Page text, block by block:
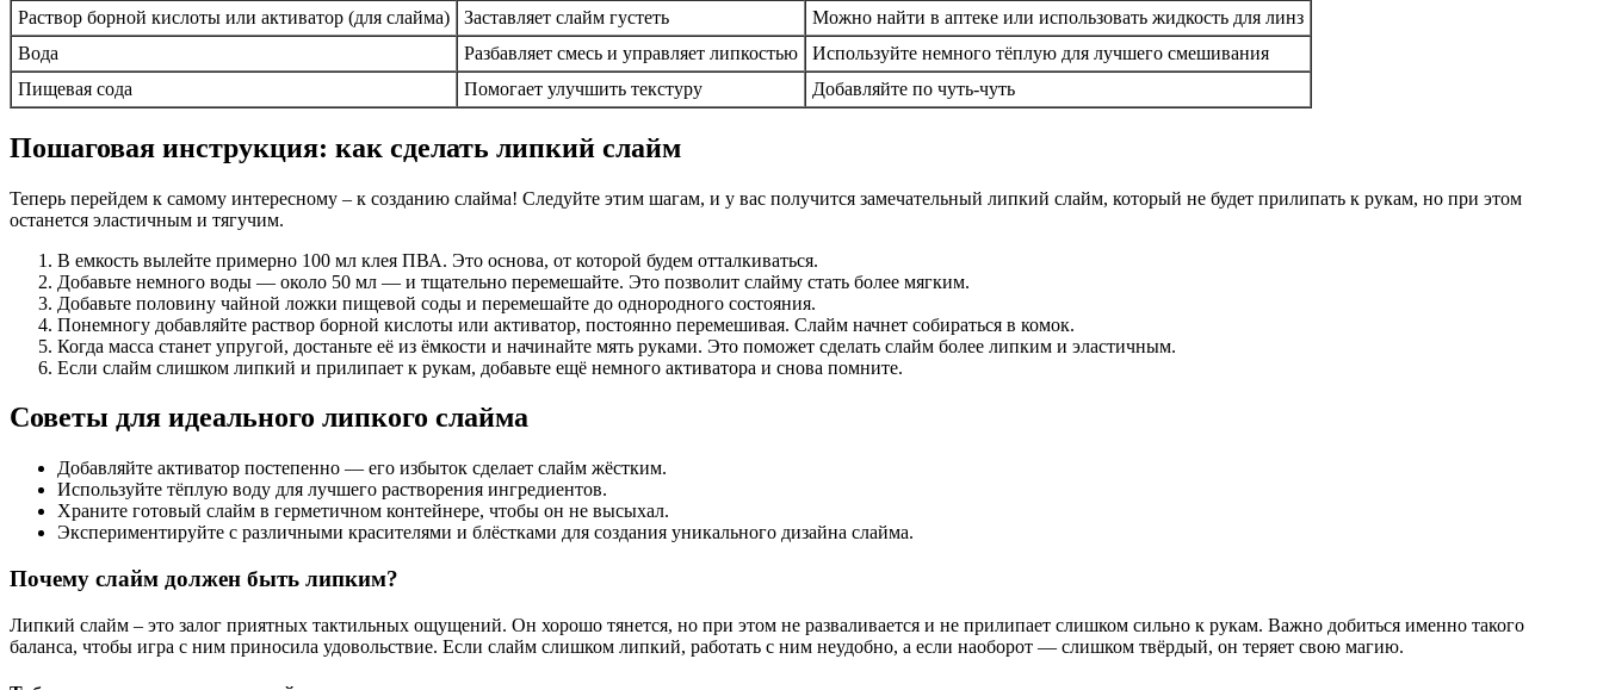
Раствор борной кислоты или активатор (для слайма)
Заставляет слайм густеть
Можно найти в аптеке или использовать жидкость для линз
Вода
Разбавляет смесь и управляет липкостью
Используйте немного тёплую для лучшего смешивания
Пищевая сода
Помогает улучшить текстуру Добавляйте по чуть-чуть
Пошаговая инструкция: как сделать липкий слайм
Теперь перейдем к самому интересному – к созданию слайма! Следуйте этим шагам, и у вас получится замечательный липкий слайм, который не будет прилипать к рукам, но при этом
останется эластичным и тягучим.
В емкость вылейте примерно 100 мл клея ПВА. Это основа, от которой будем отталкиваться.
Добавьте немного воды — около 50 мл — и тщательно перемешайте. Это позволит слайму стать более мягким.
Добавьте половину чайной ложки пищевой соды и перемешайте до однородного состояния.
Понемногу добавляйте раствор борной кислоты или активатор, постоянно перемешивая. Слайм начнет собираться в комок.
Когда масса станет упругой, достаньте её из ёмкости и начинайте мять руками. Это поможет сделать слайм более липким и эластичным.
Если слайм слишком липкий и прилипает к рукам, добавьте ещё немного активатора и снова помните.
Советы для идеального липкого слайма
Добавляйте активатор постепенно — его избыток сделает слайм жёстким.
Используйте тёплую воду для лучшего растворения ингредиентов.
Храните готовый слайм в герметичном контейнере, чтобы он не высыхал.
Экспериментируйте с различными красителями и блёстками для создания уникального дизайна слайма.
Почему слайм должен быть липким?
Липкий слайм – это залог приятных тактильных ощущений. Он хорошо тянется, но при этом не разваливается и не прилипает слишком сильно к рукам. Важно добиться именно такого
баланса, чтобы игра с ним приносила удовольствие. Если слайм слишком липкий, работать с ним неудобно, а если наоборот — слишком твёрдый, он теряет свою магию.